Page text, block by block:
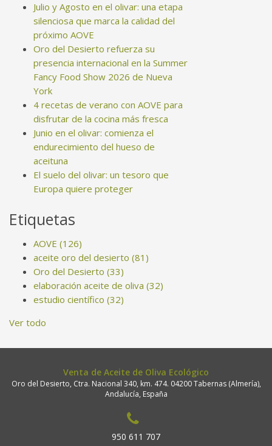
Julio y Agosto en el olivar: una etapa
silenciosa que marca la calidad del
próximo AOVE
Oro del Desierto refuerza su
presencia internacional en la Summer
Fancy Food Show 2026 de Nueva
York
4 recetas de verano con AOVE para
disfrutar de la cocina más fresca
Junio en el olivar: comienza el
endurecimiento del hueso de
aceituna
El suelo del olivar: un tesoro que
Europa quiere proteger
Etiquetas
AOVE (126)
aceite oro del desierto (81)
Oro del Desierto (33)
elaboración aceite de oliva (32)
estudio científico (32)
Ver todo
Venta de Aceite de Oliva Ecológico
Oro del Desierto, Ctra. Nacional 340, km. 474. 04200 Tabernas (Almería),
Andalucía, España
950 611 707